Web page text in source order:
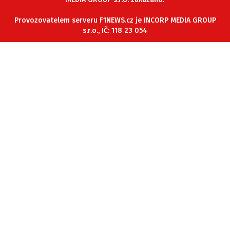
KONTAKT
VYDAVATEL
Provozovatelem serveru F1NEWS.cz je INCORP MEDIA GROUP
s.r.o., IČ: 118 23 054